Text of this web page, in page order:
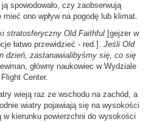
spowodowało, czy zaobserwują
ono wpływ na pogodę lub klimat.
stratosferyczny Old Faithful [gejzer w
łatwo przewidzieć - red.]. Jeśli Old
dzień, zastanawialibyśmy się, co się
główny naukowiec w Wydziale
Center.
wieją raz ze wschodu na zachód, a
wiatry pojawiają się na wysokości
w kierunku powierzchni do wysokości